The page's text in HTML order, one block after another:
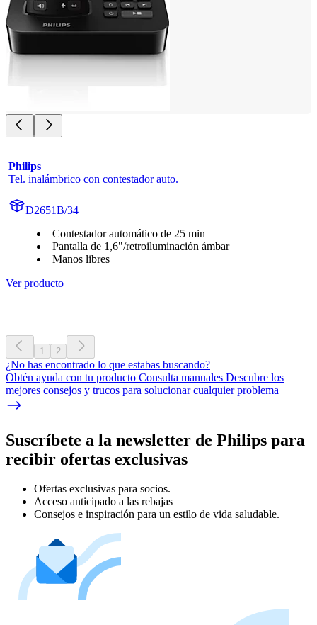
Philips
Tel. inalámbrico con contestador auto.
D2651B/34
Contestador automático de 25 min
Pantalla de 1,6"/retroiluminación ámbar
Manos libres
Ver producto
1 2
¿No has encontrado lo que estabas buscando?
Obtén ayuda con tu producto Consulta manuales Descubre los
mejores consejos y trucos para solucionar cualquier problema
Suscríbete a la newsletter de Philips para
recibir ofertas exclusivas
Ofertas exclusivas para socios.
Acceso anticipado a las rebajas
Consejos e inspiración para un estilo de vida saludable.